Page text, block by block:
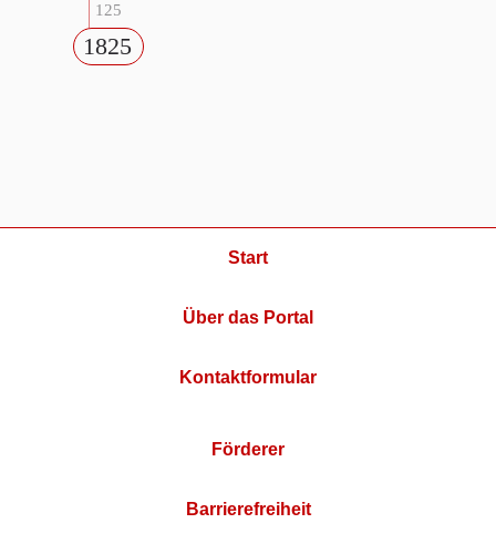
125
1825
Start
Über das Portal
Kontaktformular
Förderer
Barrierefreiheit